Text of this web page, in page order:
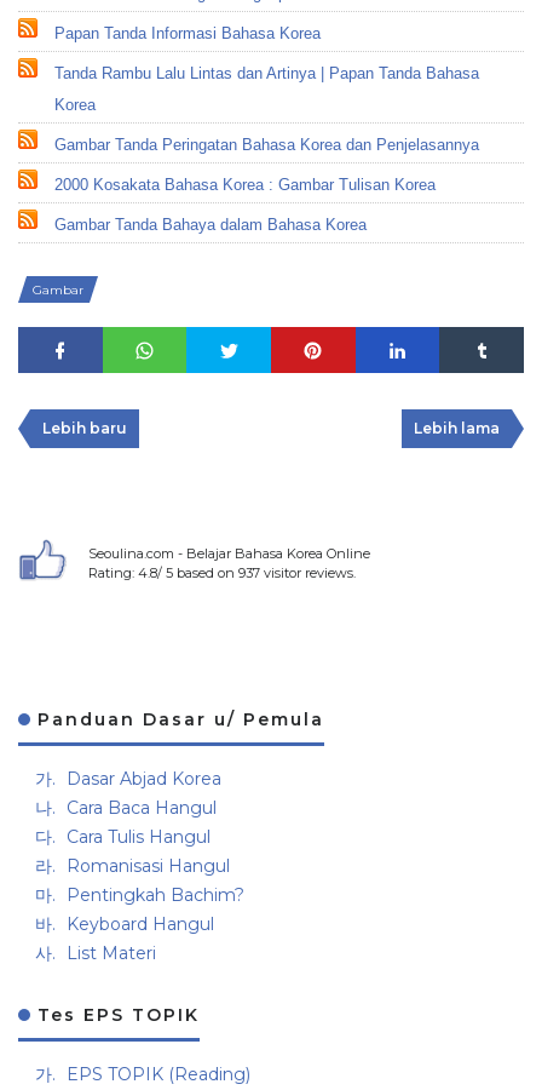
Papan Tanda Informasi Bahasa Korea
Tanda Rambu Lalu Lintas dan Artinya | Papan Tanda Bahasa
Korea
Gambar Tanda Peringatan Bahasa Korea dan Penjelasannya
2000 Kosakata Bahasa Korea : Gambar Tulisan Korea
Gambar Tanda Bahaya dalam Bahasa Korea
Gambar
Lebih baru Lebih lama
Seoulina.com - Belajar Bahasa Korea Online
Rating: 4.8/ 5based on 937visitor reviews.
Panduan Dasar u/ Pemula
Dasar Abjad Korea
Cara Baca Hangul
Cara Tulis Hangul
Romanisasi Hangul
Pentingkah Bachim?
Keyboard Hangul
List Materi
Tes EPS TOPIK
EPS TOPIK (Reading)